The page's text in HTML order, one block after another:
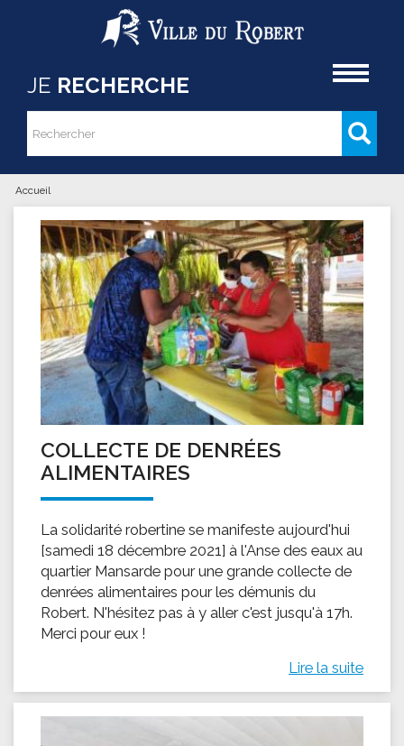
Aller au contenu principal
JE RECHERCHE
Formulaire de recherche
Rechercher
Vous êtes ici
Accueil
COLLECTE DE DENRÉES
ALIMENTAIRES
La solidarité robertine se manifeste aujourd'hui
[samedi 18 décembre 2021] à l'Anse des eaux au
quartier Mansarde pour une grande collecte de
denrées alimentaires pour les démunis du
Robert. N'hésitez pas à y aller c'est jusqu'à 17h.
Merci pour eux !
Lire la suite